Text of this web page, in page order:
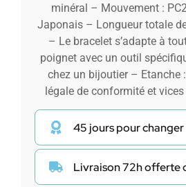
minéral – Mouvement :
Japonais – Longueur totale
– Le bracelet s’adapte à
poignet avec un outil
chez un bijoutier – Etanche
légale de conformité et
45 jours pour
Livraison 72h offerte